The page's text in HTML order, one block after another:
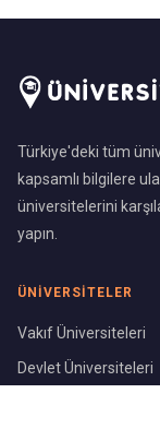
Türkiye'deki tüm
kapsamlı bilgilere
üniversitelerini
yapın.
ÜNIVERSITELER
Vakıf Üniversiteleri
Devlet Üniversiteleri